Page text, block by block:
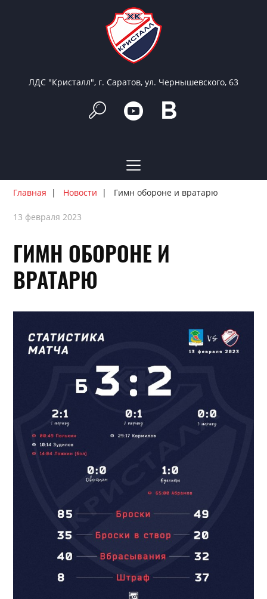
ЛДС "Кристалл", г. Саратов, ул. Чернышевского, 63
Главная Новости Гимн обороне и вратарю
13 февраля 2023
ГИМН ОБОРОНЕ И
ВРАТАРЮ